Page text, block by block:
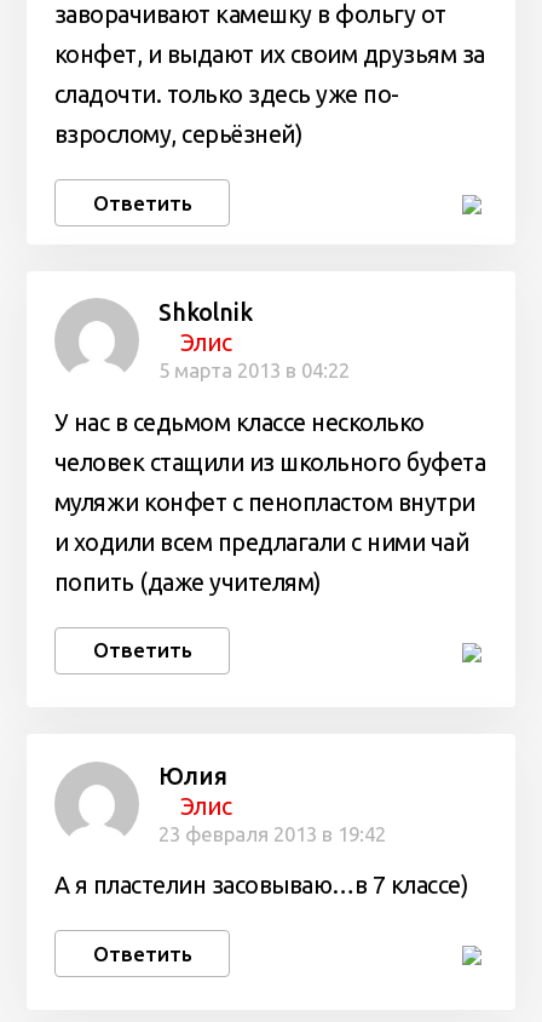
заворачивают камешку в фольгу от
конфет, и выдают их своим друзьям за
сладочти. только здесь уже по-
взрослому, серьёзней)
Ответить
Shkolnik
Элис
5 марта 2013 в 04:22
У нас в седьмом классе несколько
человек стащили из школьного буфета
муляжи конфет с пенопластом внутри
и ходили всем предлагали с ними чай
попить (даже учителям)
Ответить
Юлия
Элис
23 февраля 2013 в 19:42
А я пластелин засовываю…в 7 классе)
Ответить